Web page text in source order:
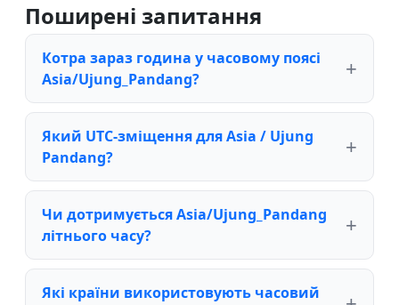
Поширені запитання
Котра зараз година у часовому поясі
Asia/Ujung_Pandang?
Який UTC-зміщення для Asia / Ujung
Pandang?
Чи дотримується Asia/Ujung_Pandang
літнього часу?
Які країни використовують часовий